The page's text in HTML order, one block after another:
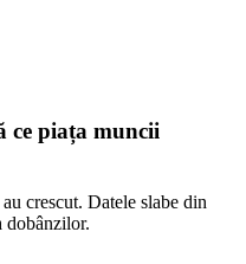
ce piața muncii
au crescut. Datele slabe din
dobânzilor.